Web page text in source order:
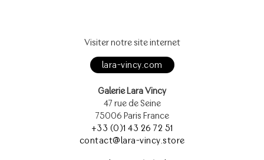
Visiter notre site internet
lara-vincy.com
Galerie Lara Vincy
47 rue de Seine
75006 Paris France
+33 (0)1 43 26 72 51
contact@lara-vincy.store